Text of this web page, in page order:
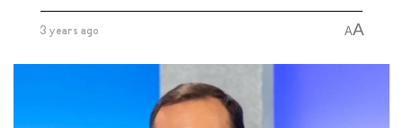
3 years ago AA